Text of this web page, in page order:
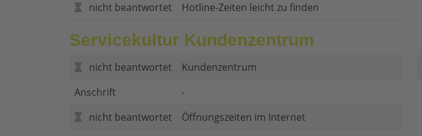
nicht beantwortet
Hotline-Zeiten leicht zu finden
Servicekultur Kundenzentrum
nicht beantwortet
Kundenzentrum
Anschrift
-
nicht beantwortet
Öffnungszeiten im Internet